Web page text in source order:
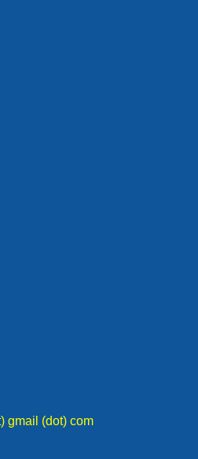
gmail (dot) com